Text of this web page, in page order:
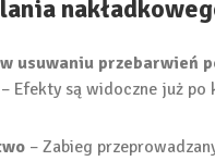
usuwaniu przebarwień
– Efekty są widoczne już po
– Zabieg